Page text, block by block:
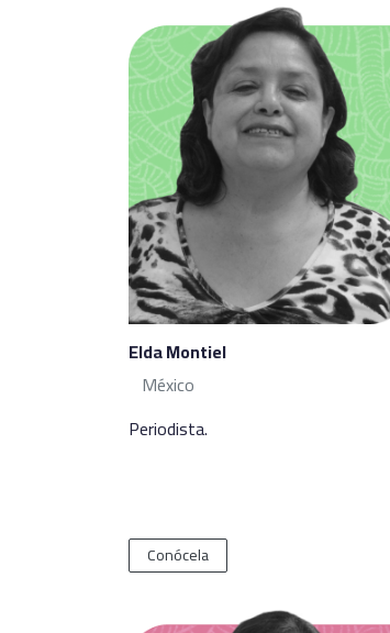
Elda Montiel
México
Periodista.
Conócela